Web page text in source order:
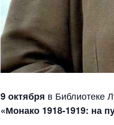
9 октября в Библиотеке
«Монако 1918-1919: на